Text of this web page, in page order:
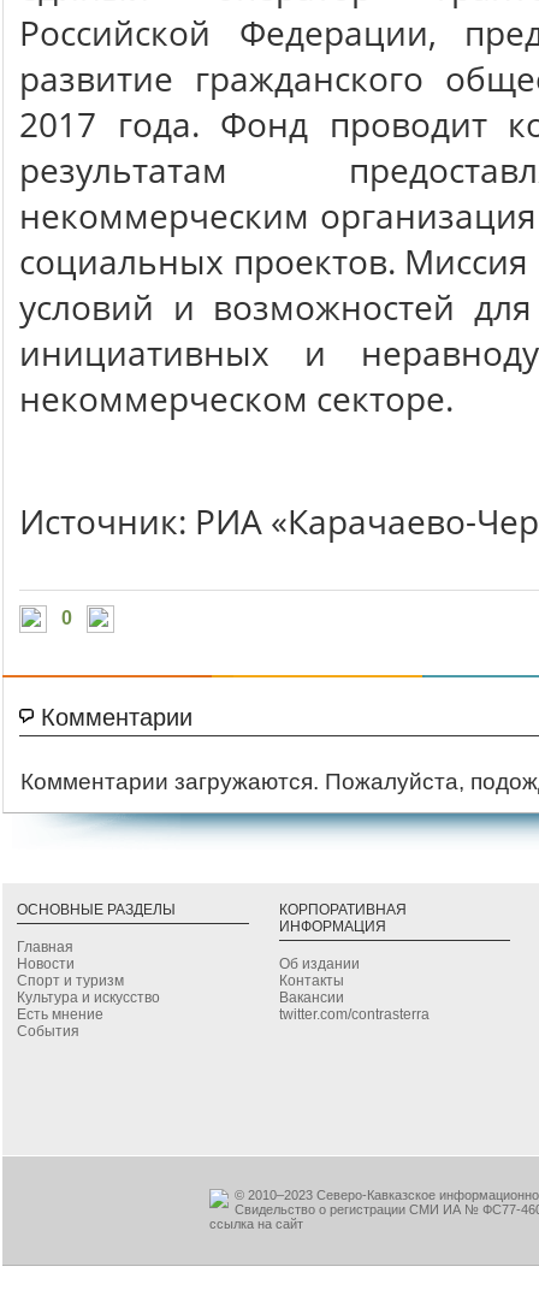
Российской Федерации,
развитие гражданского
2017 года. Фонд проводит
результатам
некоммерческим
социальных проектов.
условий и возможностей
инициативных и
некоммерческом секторе.
Источник: РИА «Карачаево-
0
Комментарии
Комментарии загружаются. Пожалуйста,
ОСНОВНЫЕ РАЗДЕЛЫ
Главная
Новости
Спорт и туризм
Культура и искусство
Есть мнение
События
КОРПОРАТИВНАЯ
ИНФОРМАЦИЯ
Об издании
Контакты
Вакансии
twitter.com/contrasterra
© 2010–2023 Северо-Кавказское
Свидельство о регистрации СМИ ИА № ФС77-
ссылка на сайт